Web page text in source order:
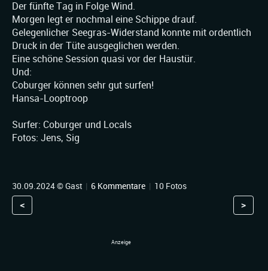
Der fünfte Tag in Folge Wind.
Morgen legt er nochmal eine Schippe drauf.
Gelegenlicher Seegras-Widerstand konnte mit ordentlich
Druck in der Tüte ausgeglichen werden.
Eine schöne Session quasi vor der Haustür.
Und:
Coburger können sehr gut surfen!
Hansa-Looptroop
Surfer: Coburger und Locals
Fotos: Jens, Sig
30.09.2024 © Gast | 6 Kommentare | 10 Fotos
< >